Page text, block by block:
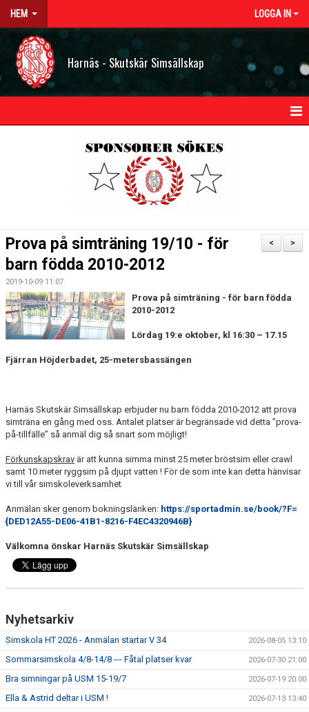
HEM LOGGA IN
Harnäs - Skutskär Simsällskap
STYRELSEN
FJÄRRANHÖJDERBADET
>
<
Prova på simträning 19/10 - för
barn födda 2010-2012
2019-10-09 11:07
Prova på simträning - för barn födda
2010-2012
Lördag 19:e oktober, kl 16:30 – 17.15
Fjärran Höjderbadet, 25-metersbassängen
Harnäs Skutskär Simsällskap erbjuder nu barn födda 2010-2012 att prova
simträna en gång med oss. Antalet platser är begränsade vid detta ”prova-
på-tillfälle” så anmäl dig så snart som möjligt!
Förkunskapskrav är att kunna simma minst 25 meter bröstsim eller crawl
samt 10 meter ryggsim på djupt vatten ! För de som inte kan detta hänvisar
vi till vår simskoleverksamhet
Anmälan sker genom bokningslänken: https://sportadmin.se/book/?F=
{DED12A55-DE06-41B1-8216-F4EC4320946B}
Välkomna önskar Harnäs Skutskär Simsällskap
Nyhetsarkiv
Simskola HT 2026 - Anmälan startar V 34 2026-08-05 13:10
Sommarsimskola 4/8-14/8 --- Fåtal platser kvar 2026-07-30 21:00
Bra simningar på USM 15-19/7 2026-07-19 20:00
Ella & Astrid deltar i USM ! 2026-07-13 13:40